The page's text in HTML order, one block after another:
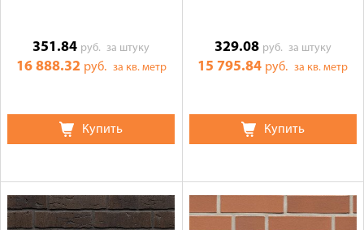
351.84 руб.за штуку
16 888.32 руб. за кв. метр
Купить
329.08 руб. за штуку
15 795.84 руб.за кв. метр
Купить